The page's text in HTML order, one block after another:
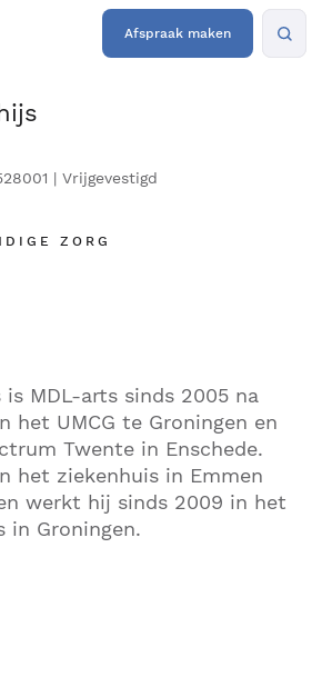
Afspraak maken
| Vrijgevestigd
ZORG
MDL-arts sinds 2005 na
het UMCG te Groningen en
Twente in Enschede.
het ziekenhuis in Emmen
werkt hij sinds 2009 in het
in Groningen.